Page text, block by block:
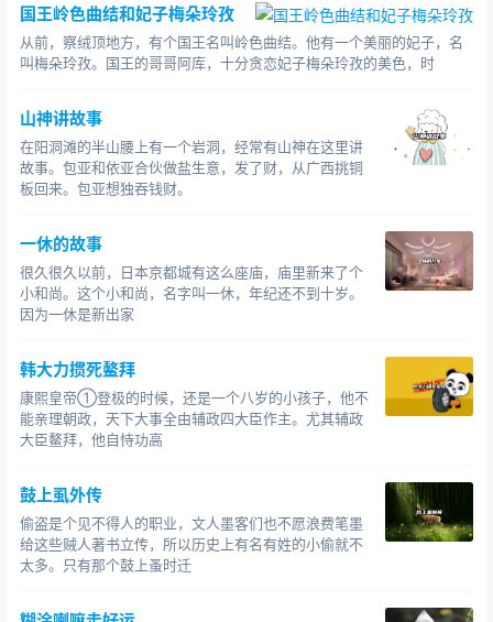
国王岭色曲结和妃子梅朵玲孜
从前，察绒顶地方，有个国王名叫岭色曲结。他有一个美丽的妃子，名
叫梅朵玲孜。国王的哥哥阿库，十分贪恋妃子梅朵玲孜的美色，时
山神讲故事
在阳洞滩的半山腰上有一个岩洞，经常有山神在这里讲
故事。包亚和依亚合伙做盐生意，发了财，从广西挑铜
板回来。包亚想独吞钱财。
一休的故事
很久很久以前，日本京都城有这么座庙，庙里新来了个
小和尚。这个小和尚，名字叫一休，年纪还不到十岁。
因为一休是新出家
韩大力掼死鳌拜
康熙皇帝①登极的时候，还是一个八岁的小孩子，他不
能亲理朝政，天下大事全由辅政四大臣作主。尤其辅政
大臣鳌拜，他自恃功高
鼓上虱外传
偷盗是个见不得人的职业，文人墨客们也不愿浪费笔墨
给这些贼人著书立传，所以历史上有名有姓的小偷就不
太多。只有那个鼓上蚤时迁